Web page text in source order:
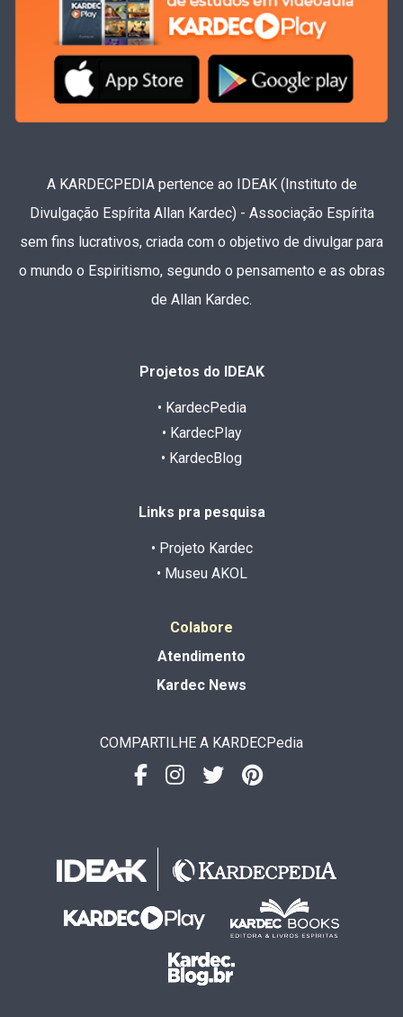
A KARDECPEDIA pertence ao IDEAK (Instituto de
Divulgação Espírita Allan Kardec) - Associação Espírita
sem fins lucrativos, criada com o objetivo de divulgar para
o mundo o Espiritismo, segundo o pensamento e as obras
de Allan Kardec.
Projetos do IDEAK
• KardecPedia
• KardecPlay
• KardecBlog
Links pra pesquisa
• Projeto Kardec
• Museu AKOL
Colabore
Atendimento
Kardec News
COMPARTILHE A KARDECPedia